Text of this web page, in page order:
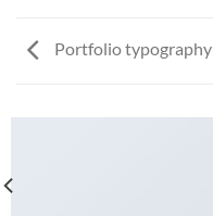
Portfolio typography